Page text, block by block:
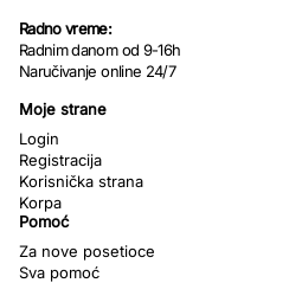
Radno vreme:
Radnim danom od 9-16h
Naručivanje online 24/7
Moje strane
Login
Registracija
Korisnička strana
Korpa
Pomoć
Za nove posetioce
Sva pomoć